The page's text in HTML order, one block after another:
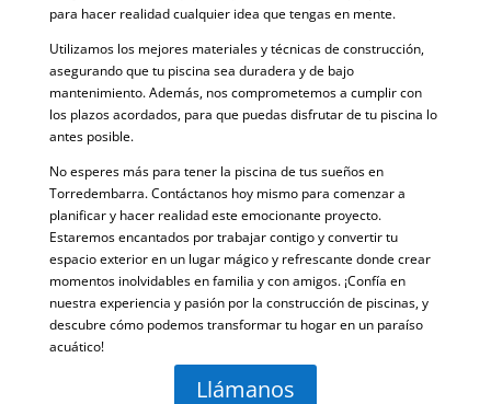
para hacer realidad cualquier idea que tengas en mente.
Utilizamos los mejores materiales y técnicas de construcción,
asegurando que tu piscina sea duradera y de bajo
mantenimiento. Además, nos comprometemos a cumplir con
los plazos acordados, para que puedas disfrutar de tu piscina lo
antes posible.
No esperes más para tener la piscina de tus sueños en
Torredembarra. Contáctanos hoy mismo para comenzar a
planificar y hacer realidad este emocionante proyecto.
Estaremos encantados por trabajar contigo y convertir tu
espacio exterior en un lugar mágico y refrescante donde crear
momentos inolvidables en familia y con amigos. ¡Confía en
nuestra experiencia y pasión por la construcción de piscinas, y
descubre cómo podemos transformar tu hogar en un paraíso
acuático!
Llámanos